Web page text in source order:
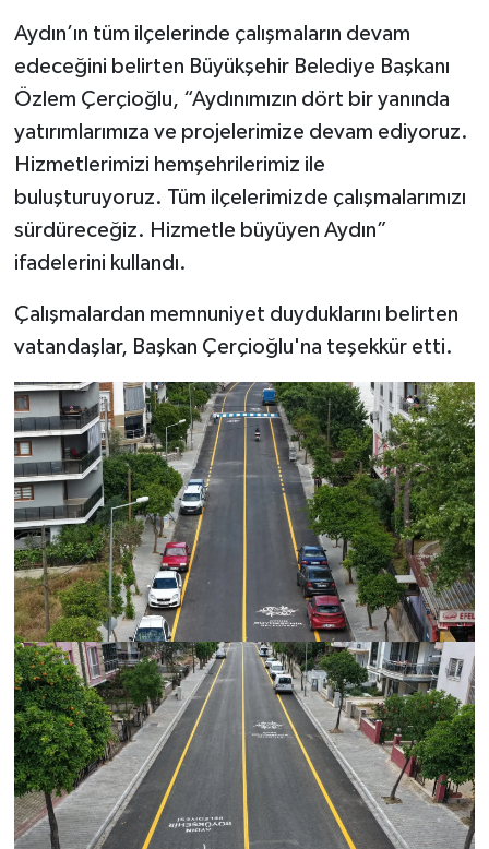
Aydın’ın tüm ilçelerinde çalışmaların devam
edeceğini belirten Büyükşehir Belediye Başkanı
Özlem Çerçioğlu, “Aydınımızın dört bir yanında
yatırımlarımıza ve projelerimize devam ediyoruz.
Hizmetlerimizi hemşehrilerimiz ile
buluşturuyoruz. Tüm ilçelerimizde çalışmalarımızı
sürdüreceğiz. Hizmetle büyüyen Aydın”
ifadelerini kullandı.
Çalışmalardan memnuniyet duyduklarını belirten
vatandaşlar, Başkan Çerçioğlu'na teşekkür etti.